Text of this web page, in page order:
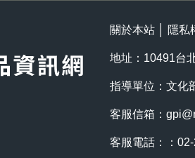
關於本站 隱私
地址：10491台
指導單位：文化
客服信箱：
客服電話：：